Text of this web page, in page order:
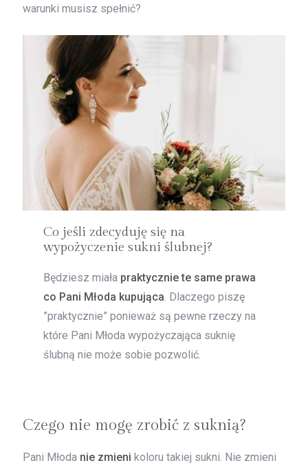
warunki musisz spełnić?
Co jeśli zdecyduję się na
wypożyczenie sukni ślubnej?
Będziesz miała praktycznie te same prawa
co Pani Młoda kupująca . Dlaczego piszę
”praktycznie” ponieważ są pewne rzeczy na
które Pani Młoda wypożyczająca suknię
ślubną nie może sobie pozwolić.
Czego nie mogę zrobić z suknią?
Pani Młoda nie zmieni koloru takiej sukni. Nie zmieni